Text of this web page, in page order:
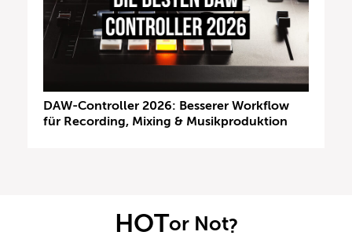
DAW-Controller 2026: Besserer Workflow
für Recording, Mixing & Musikproduktion
HOTor Not?